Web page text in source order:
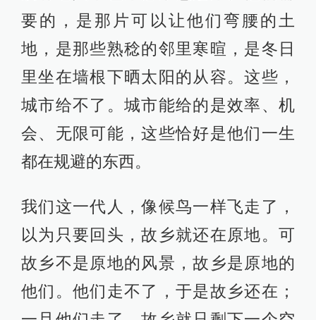
要的，是那片可以让他们弯腰的土
地，是那些熟稔的邻里寒暄，是冬日
里坐在墙根下晒太阳的从容。这些，
城市给不了。城市能给的是效率、机
会、无限可能，这些恰好是他们一生
都在规避的东西。
我们这一代人，像候鸟一样飞走了，
以为只要回头，故乡就还在原地。可
故乡不是原地的风景，故乡是原地的
他们。他们走不了，于是故乡还在；